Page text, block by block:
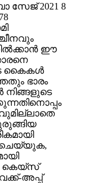
2021 8
ഈ
കൈകൾ
ഭാരം
കെയ്‌സ്
അപ്പ്